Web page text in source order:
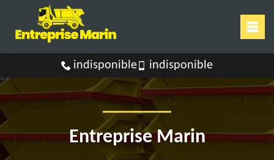
indisponible indisponible
Entreprise Marin